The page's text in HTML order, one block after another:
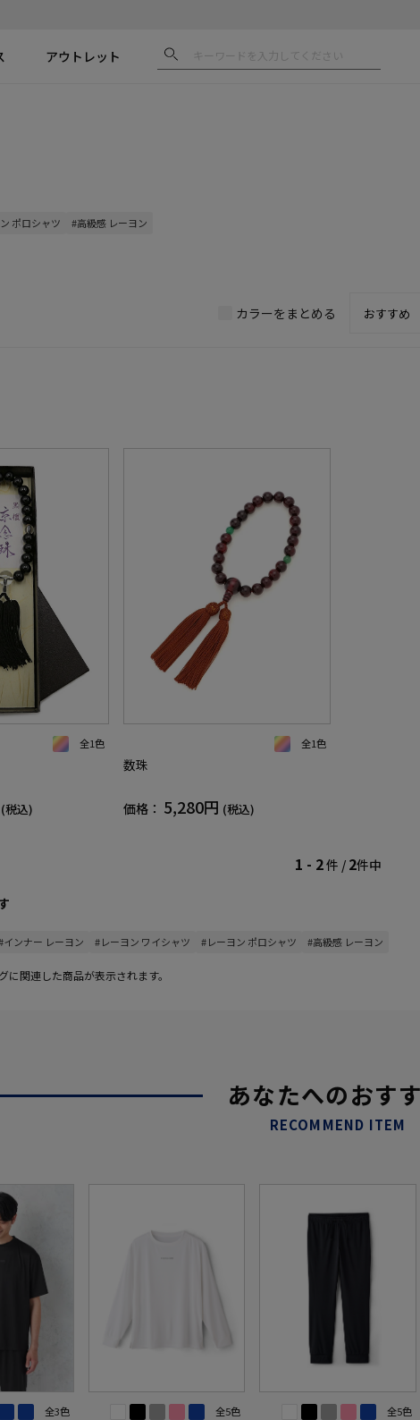
アウトレット
ポロシャツ #高級感 レーヨン
カラーをまとめる
全1色
(税込)
全1色
数珠
価格： 5,280円 (税込)
1 - 2件 / 2件中
インナー レーヨン #レーヨン ワイシャツ #レーヨン ポロシャツ #高級感 レーヨン
関連した商品が表示されます。
あなたへのおす
RECOMMEND ITEM
全3色 全5色 全5色